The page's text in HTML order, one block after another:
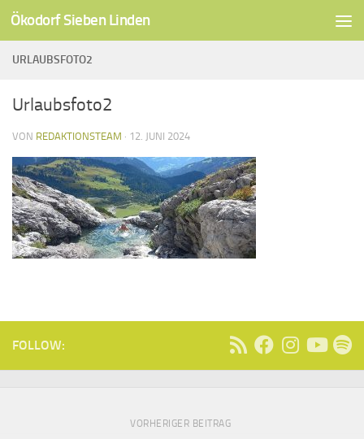
Unter dem Inhalt
Ökodorf Sieben Linden
URLAUBSFOTO2
Urlaubsfoto2
VON REDAKTIONSTEAM · 12. JUNI 2024
FOLLOW:
VORHERIGER BEITRAG